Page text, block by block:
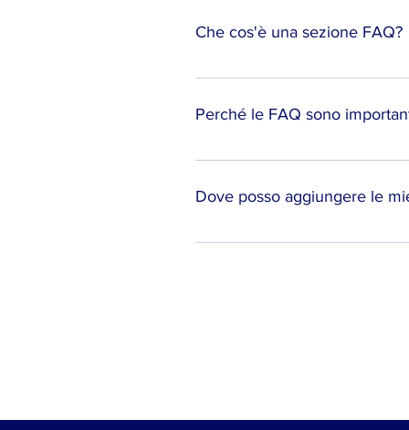
Che cos'è una sezione FAQ?
Una sezione FAQ è composta
Perché le FAQ sono
Le FAQ sono un ottimo modo
Dove posso aggiungere le
Le FAQ possono essere